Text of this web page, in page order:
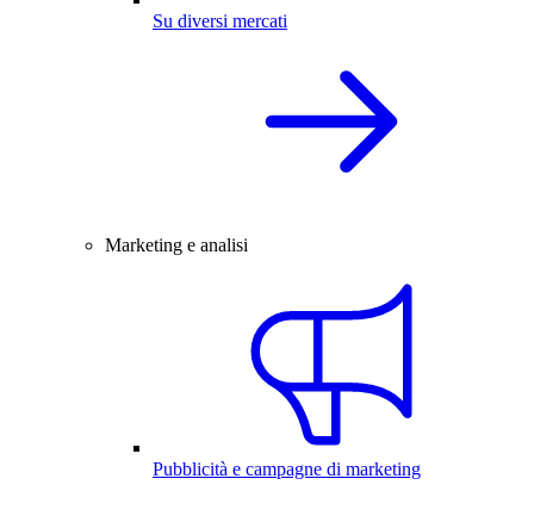
Su diversi mercati
Marketing e analisi
Pubblicità e campagne di marketing